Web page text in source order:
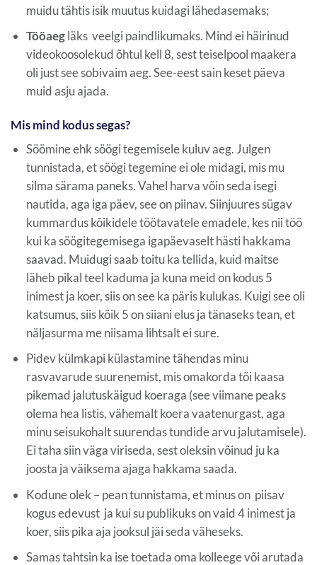
muidu tähtis isik muutus kuidagi lähedasemaks;
Tööaegläks veelgi paindlikumaks. Mind ei häirinud
videokoosolekud õhtul kell 8, sest teiselpool maakera
oli just see sobivaim aeg. See-eest sain keset päeva
muid asju ajada.
Mis mind kodus segas?
Söömine ehk söögi tegemisele kuluv aeg. Julgen
tunnistada, et söögi tegemine ei ole midagi, mis mu
silma särama paneks. Vahel harva võin seda isegi
nautida, aga iga päev, see on piinav. Siinjuures sügav
kummardus kõikidele töötavatele emadele, kes nii töö
kui ka söögitegemisega igapäevaselt hästi hakkama
saavad. Muidugi saab toitu ka tellida, kuid maitse
läheb pikal teel kaduma ja kuna meid on kodus 5
inimest ja koer, siis on see ka päris kulukas. Kuigi see oli
katsumus, siis kõik 5 on siiani elus ja tänaseks tean, et
näljasurma me niisama lihtsalt ei sure.
Pidev külmkapi külastamine tähendas minu
rasvavarude suurenemist, mis omakorda tõi kaasa
pikemad jalutuskäigud koeraga (see viimane peaks
olema hea listis, vähemalt koera vaatenurgast, aga
minu seisukohalt suurendas tundide arvu jalutamisele).
Ei taha siin väga viriseda, sest oleksin võinud ju ka
joosta ja väiksema ajaga hakkama saada.
Kodune olek – pean tunnistama, et minus on piisav
kogus edevust ja kui su publikuks on vaid 4 inimest ja
koer, siis pika aja jooksul jäi seda väheseks.
Samas tahtsin ka ise toetada oma kolleege või arutada